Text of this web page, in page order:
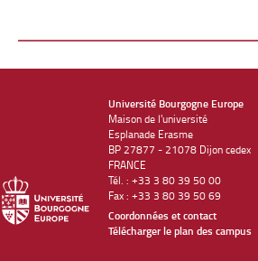
Université Bourgogne Europe
Maison de l'université
Esplanade Erasme
BP 27877 - 21078 Dijon cedex
FRANCE
Tél. : +33 3 80 39 50 00
Fax : +33 3 80 39 50 69
Coordonnées et contact
Télécharger le plan des campus